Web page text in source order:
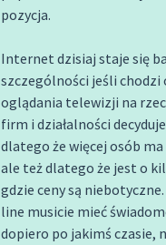
pozycja.
Internet dzisiaj staje się
szczególności jeśli chodzi
oglądania telewizji na
firm i działalności
dlatego że więcej osób
ale też dlatego że jest o
gdzie ceny są
line musicie mieć
dopiero po jakimś czasie,